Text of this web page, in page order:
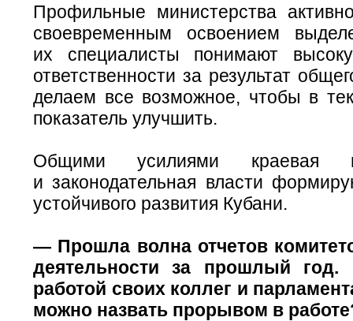
Профильные министерства
своевременным освоением
их специалисты понимают
ответственности за результат
делаем все возможное, чтобы в
показатель улучшить.
Общими усилиями краевая
и законодательная власти
устойчивого развития Кубани.
— Прошла волна отчетов
деятельности за прошлый
работой своих коллег и
можно назвать прорывом в